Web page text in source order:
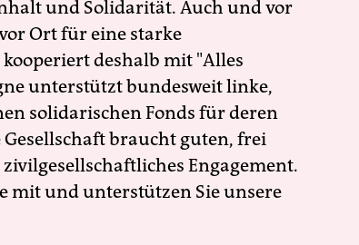
und Solidarität. Auch und vor
Ort für eine starke
deshalb mit "Alles
unterstützt bundesweit linke,
solidarischen Fonds für deren
braucht guten, frei
Engagement.
mit und unterstützen Sie unsere